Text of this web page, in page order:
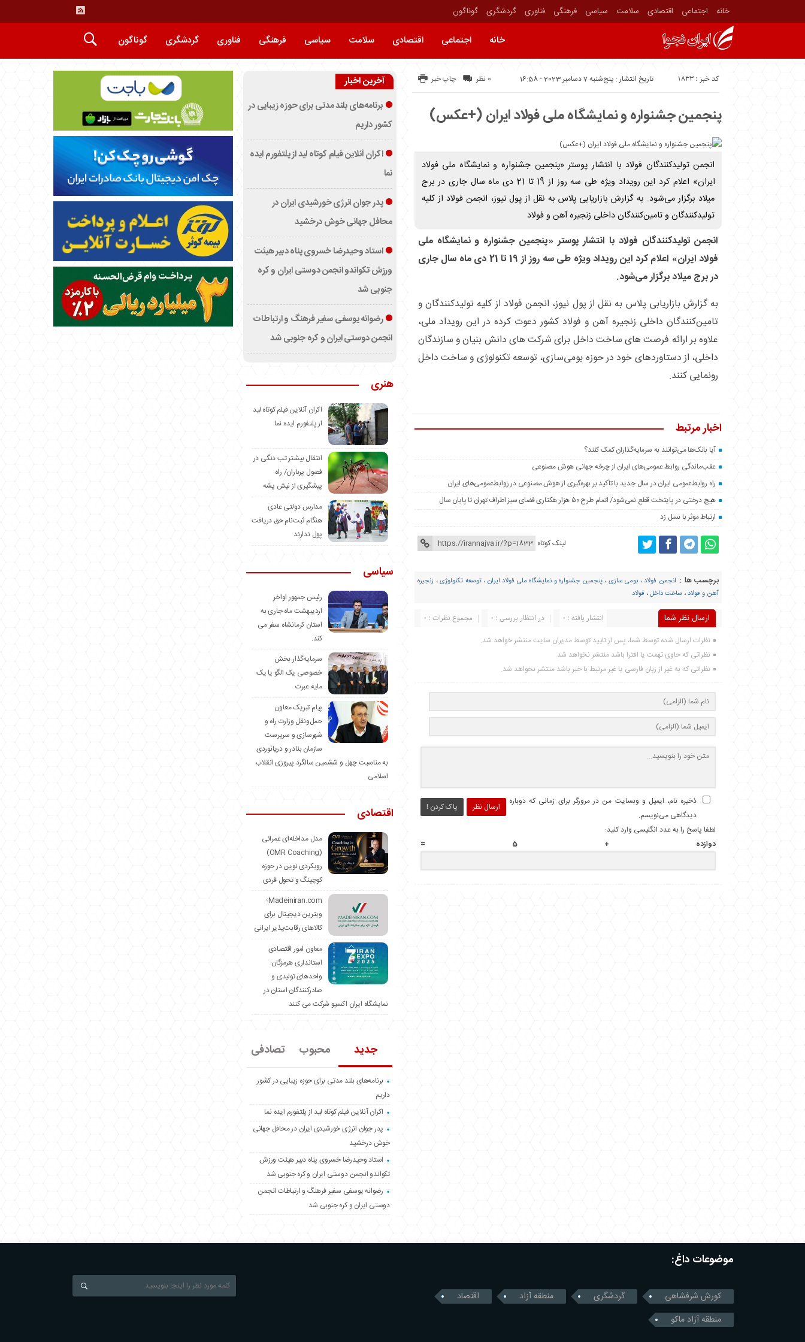
خانه اجتماعی اقتصادی سلامت سیاسی فرهنگی فناوری گردشگری گوناگون
خانه اجتماعی اقتصادی سلامت سیاسی فرهنگی فناوری گردشگری گوناگون
تاریخ انتشار : پنج‌شنبه 7 دسامبر 2023 - 16:58 کد خبر : 1833 چاپ خبر 0 نظر
پنجمین جشنواره و نمایشگاه ملی فولاد ایران (+عکس)
انجمن تولیدکنندگان فولاد با انتشار پوستر «پنجمین جشنواره و نمایشگاه ملی فولاد
ایران» اعلام کرد این رویداد ویژه طی سه روز از 19 تا 21 دی ماه سال جاری در برج
میلاد برگزار می‌شود. به گزارش بازاریابی پلاس به نقل از پول نیوز، انجمن فولاد از کلیه
تولیدکنندگان و تامین‌کنندگان داخلی زنجیره آهن و فولاد
انجمن تولیدکنندگان فولاد با انتشار پوستر «پنجمین جشنواره و نمایشگاه ملی
فولاد ایران» اعلام کرد این رویداد ویژه طی سه روز از 19 تا 21 دی ماه سال جاری
در برج میلاد برگزار می‌شود.
به گزارش بازاریابی پلاس به نقل از پول نیوز، انجمن فولاد از کلیه تولیدکنندگان و
تامین‌کنندگان داخلی زنجیره آهن و فولاد کشور دعوت کرده در این رویداد ملی،
علاوه بر ارائه فرصت های ساخت داخل برای شرکت های دانش بنیان و سازندگان
داخلی، از دستاوردهای خود در حوزه بومی‌سازی، توسعه تکنولوژی و ساخت داخل
رونمایی کنند.
اخبار مرتبط
آیا بانک‌ها می‌توانند به سرمایه‌گذاران کمک کنند؟
عقب‌ماندگی روابط عمومی‌های ایران از چرخه جهانی هوش مصنوعی
راه روابط‌عمومی ایران در سال جدید با تأکید بر بهره‌گیری از هوش مصنوعی در روابط‌عمومی‌های ایران
هیچ درختی در پایتخت قطع نمی‌شود/ اتمام طرح ۵۰ هزار هکتاری فضای سبز اطراف تهران تا پایان سال
ارتباط موثر با نسل زد
لینک کوتاه
برچسب ها : انجمن فولاد، بومی سازی ،پنجمین جشنواره و نمایشگاه ملی فولاد ایران ،توسعه تکنولوژی، زنجیره
آهن و فولاد، ساخت داخل، فولاد
ارسال نظر شما مجموع نظرات : 0 در انتظار بررسی : 0 انتشار یافته : 0
نظرات ارسال شده توسط شما، پس از تایید توسط مدیران سایت منتشر خواهد شد.
نظراتی که حاوی تهمت یا افترا باشد منتشر نخواهد شد.
نظراتی که به غیر از زبان فارسی یا غیر مرتبط با خبر باشد منتشر نخواهد شد.
ارسال نظر پاک کردن !
ذخیره نام، ایمیل و وبسایت من در مرورگر برای زمانی که دوباره
دیدگاهی می‌نویسم.
لطفا پاسخ را به عدد انگلیسی وارد کنید:
دوازده + 5 =
آخرین اخبار
برنامه‌های بلند مدتی برای حوزه زیبایی در
کشور داریم
اکران آنلاین فیلم کوتاه لید از پلتفورم ایده
نما
پدر جوان انرژی خورشیدی ایران در
محافل جهانی خوش درخشید
استاد وحیدرضا خسروی پناه دبیر هیئت
ورزش تکواندو انجمن دوستی ایران و کره
جنوبی شد
رضوانه یوسفی سفیر فرهنگ و ارتباطات
انجمن دوستی ایران و کره جنوبی شد
هنری
اکران آنلاین فیلم کوتاه لید
از پلتفورم ایده نما
انتقال بیشتر تب دنگی در
فصول پرباران/ راه
پیشگیری از نیش پشه
مدارس دولتی عادی
هنگام ثبت‌نام حق دریافت
پول ندارند
سیاسی
رئیس جمهور اواخر
اردیبهشت ماه جاری به
استان کرمانشاه سفر می
کند.
سرمایه‌گذار بخش
خصوصی یک الگو یا یک
مایه عبرت
️پیام تبریک معاون
حمل‌ونقل وزارت راه و
شهرسازی و سرپرست
سازمان بنادر و دریانوردی
به مناسبت چهل و ششمین سالگرد پیروزی انقلاب
اسلامی
اقتصادی
مدل مداخله‌ای عمرائی
(OMR Coaching)
رویکردی نوین در حوزه
کوچینگ و تحول فردی
Madeiniran.com؛
ویترین دیجیتال برای
کالاهای رقابت‌پذیر ایرانی
معاون امور اقتصادی
استانداری هرمزگان:
واحدهای تولیدی و
صادرکنندگان استان در
نمایشگاه ایران اکسپو شرکت می کنند
جدید محبوب تصادفی
برنامه‌های بلند مدتی برای حوزه زیبایی در کشور
داریم
اکران آنلاین فیلم کوتاه لید از پلتفورم ایده نما
پدر جوان انرژی خورشیدی ایران در محافل جهانی
خوش درخشید
استاد وحیدرضا خسروی پناه دبیر هیئت ورزش
تکواندو انجمن دوستی ایران و کره جنوبی شد
رضوانه یوسفی سفیر فرهنگ و ارتباطات انجمن
دوستی ایران و کره جنوبی شد
موضوعات داغ:
کورش شرفشاهی گردشگری منطقه آزاد
اقتصاد
منطقه آزاد ماکو